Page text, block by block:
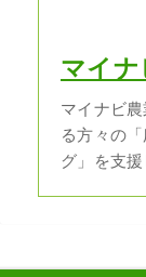
マイナ
マイナビ
る方々の
グ」を支援